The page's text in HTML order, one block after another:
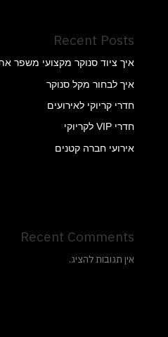
Recent Posts
איך ציוד סנוקר מקצועי משפר
איך לבחור מקל סנוקר
חדרי קריוקי לאירועים
חדרי VIP לקריוקי
אירועי חברה קטנים
Recent Comments
אין תגובות להציג.